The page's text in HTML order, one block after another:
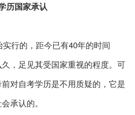
历国家承认
行的，距今已有40年的时间
，足见其受国家重视的程度。可
对自考学历是不用质疑的，它是
承认的。